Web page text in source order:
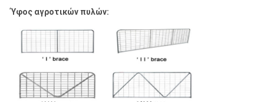
Ύφος αγροτικών πυλών: